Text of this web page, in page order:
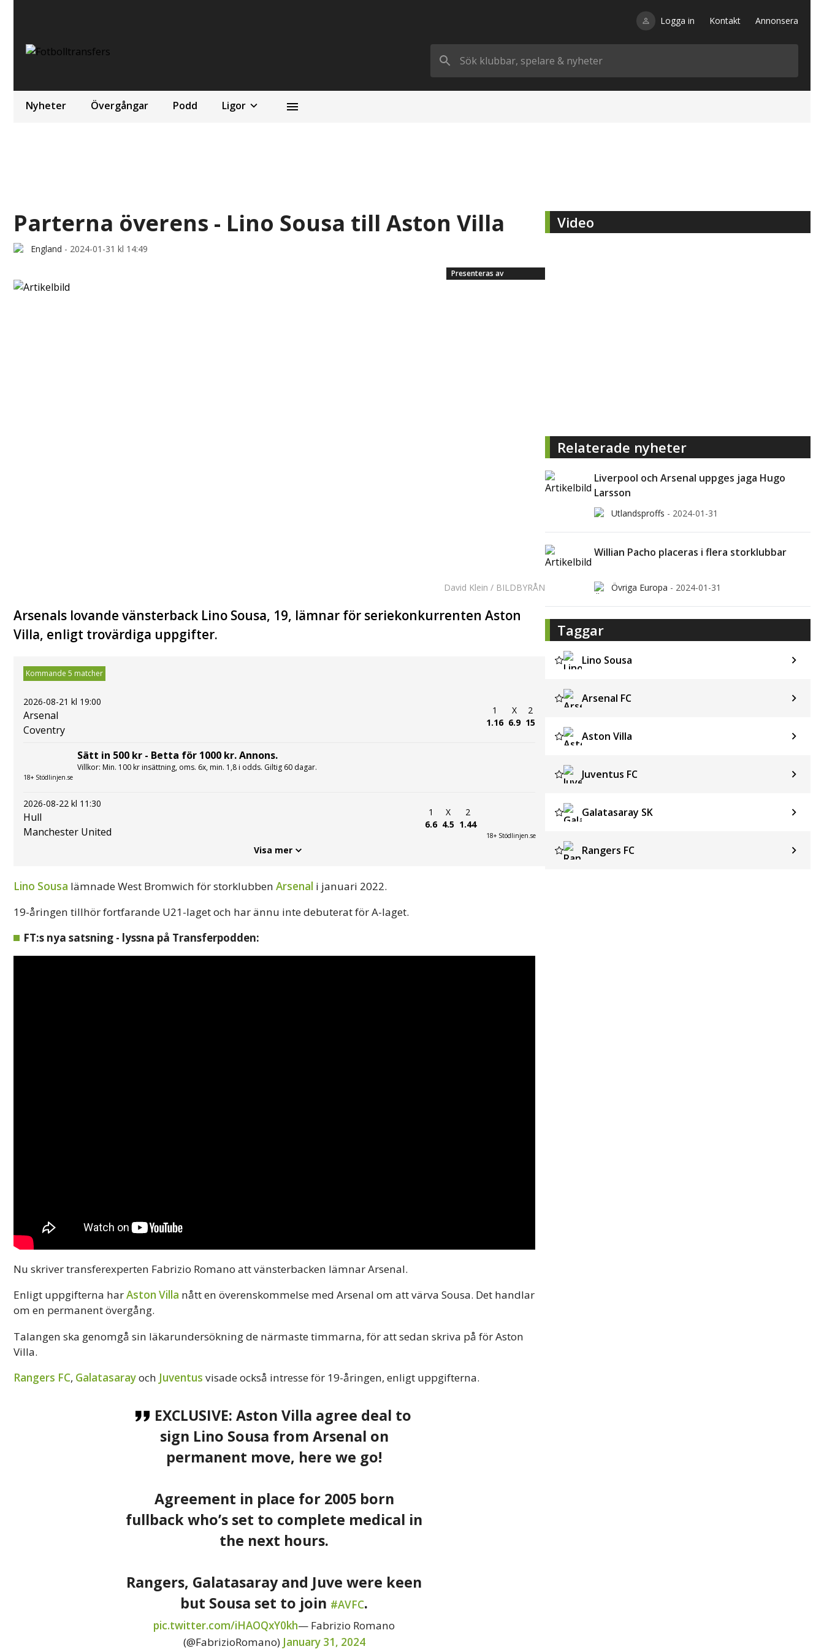
Logga in Kontakt Annonsera
Nyheter Övergångar Podd Ligor
Parterna överens - Lino Sousa till Aston Villa
England - 2024-01-31 kl 14:49
Presenteras av
David Klein / BILDBYRÅN
Arsenals lovande vänsterback Lino Sousa, 19, lämnar för seriekonkurrenten Aston
Villa, enligt trovärdiga uppgifter.
Kommande 5 matcher
2026-08-21 kl 19:00
Arsenal
Coventry
1
1.16
X
6.9
2
15
18+ Stödlinjen.se
Sätt in 500 kr - Betta för 1000 kr. Annons.
Villkor: Min. 100 kr insättning, oms. 6x, min. 1,8 i odds. Giltig 60 dagar.
2026-08-22 kl 11:30
Hull
Manchester United
1
6.6
X
4.5
2
1.44
18+ Stödlinjen.se
Visa mer
Lino Sousa lämnade West Bromwich för storklubben Arsenal i januari 2022.
19-åringen tillhör fortfarande U21-laget och har ännu inte debuterat för A-laget.
FT:s nya satsning - lyssna på Transferpodden:
Nu skriver transferexperten Fabrizio Romano att vänsterbacken lämnar Arsenal.
Enligt uppgifterna harAston Villa nått en överenskommelse med Arsenal om att värva Sousa. Det handlar
om en permanent övergång.
Talangen ska genomgå sin läkarundersökning de närmaste timmarna, för att sedan skriva på för Aston
Villa.
Rangers FC, Galatasarayoch Juventus visade också intresse för 19-åringen, enligt uppgifterna.
EXCLUSIVE: Aston Villa agree deal to
sign Lino Sousa from Arsenal on
permanent move, here we go!
Agreement in place for 2005 born
fullback who’s set to complete medical in
the next hours.
Rangers, Galatasaray and Juve were keen
but Sousa set to join #AVFC.
pic.twitter.com/iHAOQxY0kh— Fabrizio Romano
(@FabrizioRomano) January 31, 2024
Video
Relaterade nyheter
Liverpool och Arsenal uppges jaga Hugo
Larsson
Utlandsproffs - 2024-01-31
Willian Pacho placeras i flera storklubbar
Övriga Europa - 2024-01-31
Taggar
Lino Sousa
Arsenal FC
Aston Villa
Juventus FC
Galatasaray SK
Rangers FC